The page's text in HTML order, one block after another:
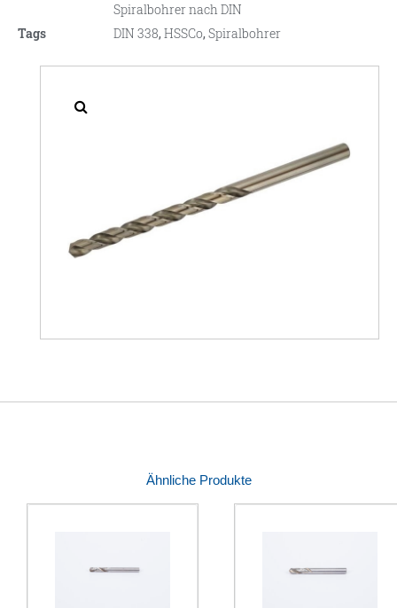
Spiralbohrer nach DIN
Tags
DIN 338,HSSCo,Spiralbohrer
Ähnliche Produkte